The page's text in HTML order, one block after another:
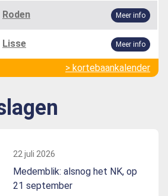
Roden Meer info
Lisse Meer info
> kortebaankalender
22 juli 2026
Medemblik: alsnog het NK, op
21 september